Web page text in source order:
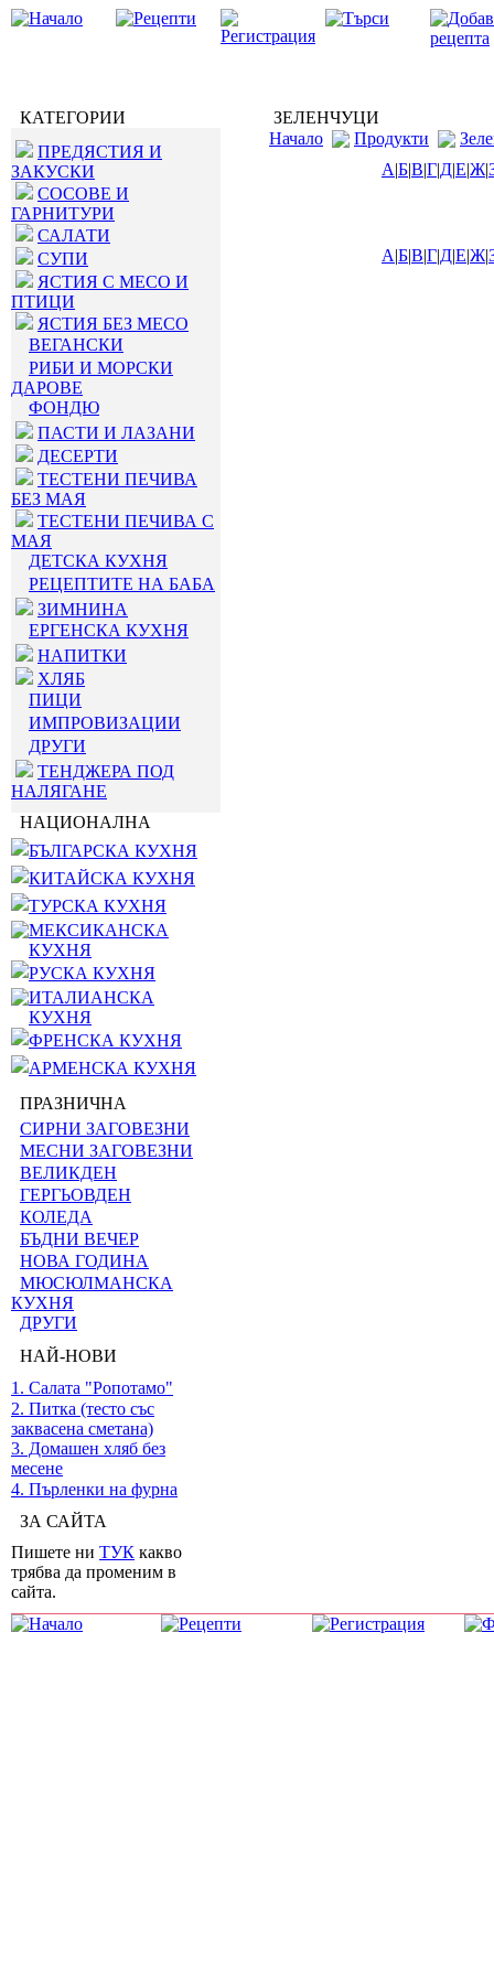
КАТЕГОРИИ
ПРЕДЯСТИЯ И
ЗАКУСКИ
СОСОВЕ И
ГАРНИТУРИ
САЛАТИ
СУПИ
ЯСТИЯ С МЕСО И
ПТИЦИ
ЯСТИЯ БЕЗ МЕСО
ВЕГАНСКИ
РИБИ И МОРСКИ
ДАРОВЕ
ФОНДЮ
ПАСТИ И ЛАЗАНИ
ДЕСЕРТИ
ТЕСТЕНИ ПЕЧИВА
БЕЗ МАЯ
ТЕСТЕНИ ПЕЧИВА С
МАЯ
ДЕТСКА КУХНЯ
РЕЦЕПТИТЕ НА БАБА
ЗИМНИНА
ЕРГЕНСКА КУХНЯ
НАПИТКИ
ХЛЯБ
ПИЦИ
ИМПРОВИЗАЦИИ
ДРУГИ
ТЕНДЖЕРА ПОД
НАЛЯГАНЕ
НАЦИОНАЛНА
БЪЛГАРСКА КУХНЯ
КИТАЙСКА КУХНЯ
ТУРСКА КУХНЯ
МЕКСИКАНСКА
КУХНЯ
РУСКА КУХНЯ
ИТАЛИАНСКА
КУХНЯ
ФРЕНСКА КУХНЯ
АРМЕНСКА КУХНЯ
ПРАЗНИЧНА
СИРНИ ЗАГОВЕЗНИ
МЕСНИ ЗАГОВЕЗНИ
ВЕЛИКДЕН
ГЕРГЬОВДЕН
КОЛЕДА
БЪДНИ ВЕЧЕР
НОВА ГОДИНА
МЮСЮЛМАНСКА
КУХНЯ
ДРУГИ
НАЙ-НОВИ
1. Салата "Ропотамо"
2. Питка (тесто със
заквасена сметана)
3. Домашен хляб без
месене
4. Пърленки на фурна
ЗА САЙТА
Пишете ни ТУК какво
трябва да променим в
сайта.
ЗЕЛЕНЧУЦИ
Начало
Продукти
А|Б|В|Г|Д|Е|Ж|
А|Б|В|Г|Д|Е|Ж|